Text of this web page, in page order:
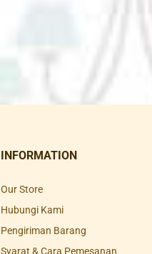
INFORMATION
Our Store
Hubungi Kami
Pengiriman Barang
Syarat & Cara Pemesanan